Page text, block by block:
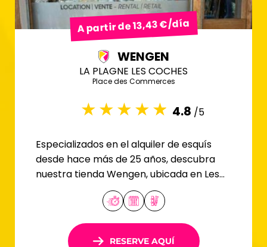
A partir de 13,43 €/día
WENGEN
LA PLAGNE LES COCHES
Place des Commerces
4.8 /5
Especializados en el alquiler de esquís
desde hace más de 25 años, descubra
nuestra tienda Wengen, ubicada en Les
RESERVE AQUÍ